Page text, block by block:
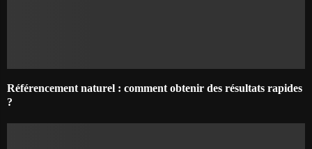
Référencement naturel : comment obtenir des résultats rapides
?